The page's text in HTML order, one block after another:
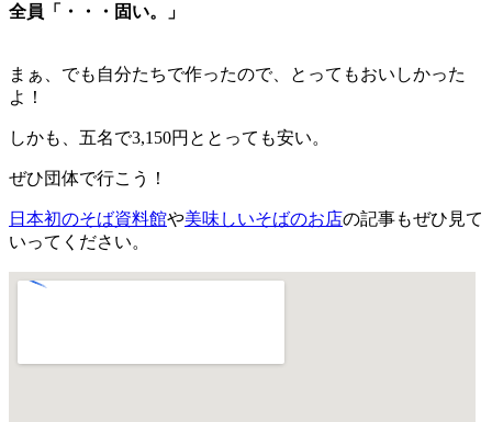
全員「・・・固い。」
まぁ、でも自分たちで作ったので、とってもおいしかった
よ！
しかも、五名で3,150円ととっても安い。
ぜひ団体で行こう！
日本初のそば資料館や美味しいそばのお店の記事もぜひ見て
いってください。